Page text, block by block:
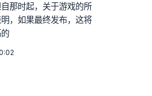
那时起，关于游戏的所
，如果最终发布，这将